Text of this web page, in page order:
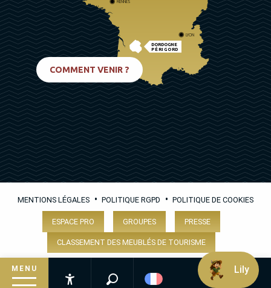
MENU
DORDOGNE
PÉRIGORD
RENNES
LYON
COMMENT VENIR ?
MENTIONS LÉGALES • POLITIQUE RGPD • POLITIQUE DE COOKIES
ESPACE PRO GROUPES PRESSE
CLASSEMENT DES MEUBLÉS DE TOURISME
Lily